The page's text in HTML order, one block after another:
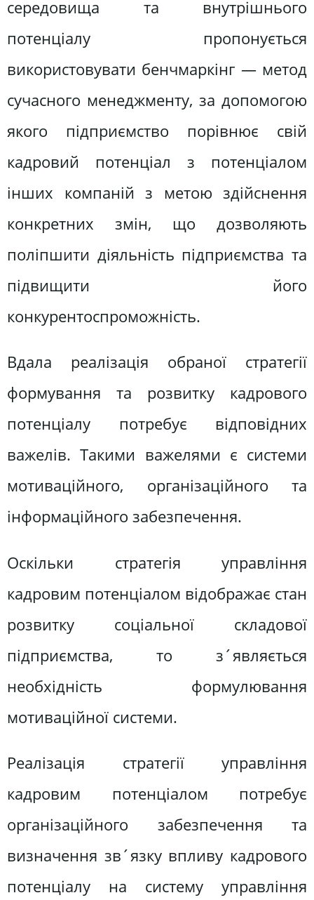
середовища та внутрішнього
потенціалу пропонується
використовувати бенчмаркінг — метод
сучасного менеджменту, за допомогою
якого підприємство порівнює свій
кадровий потенціал з потенціалом
інших компаній з метою здійснення
конкретних змін, що дозволяють
поліпшити діяльність підприємства та
підвищити його
конкурентоспроможність.
Вдала реалізація обраної стратегії
формування та розвитку кадрового
потенціалу потребує відповідних
важелів. Такими важелями є системи
мотиваційного, організаційного та
інформаційного забезпечення.
Оскільки стратегія управління
кадровим потенціалом відображає стан
розвитку соціальної складової
підприємства, то з´являється
необхідність формулювання
мотиваційної системи.
Реалізація стратегії управління
кадровим потенціалом потребує
організаційного забезпечення та
визначення зв´язку впливу кадрового
потенціалу на систему управління